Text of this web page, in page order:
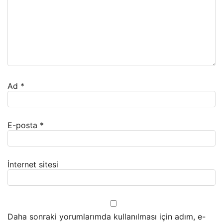
Ad *
E-posta *
İnternet sitesi
Daha sonraki yorumlarımda kullanılması için adım, e-